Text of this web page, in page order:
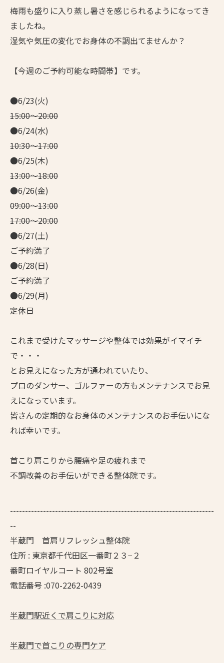
梅雨も盛りに入り蒸し暑さを感じられるようになってき
ましたね。
湿気や気圧の変化でお身体の不調出てませんか？
【今週のご予約可能な時間帯】です。
●6/23(火)
15:00～20:00
●6/24(水)
10:30～17:00
●6/25(木)
13:00～18:00
●6/26(金)
09:00～13:00
17:00～20:00
●6/27(土)
ご予約満了
●6/28(日)
ご予約満了
●6/29(月)
定休日
これまで受けたマッサージや整体では効果がイマイチ
で・・・
とお見えになった方が通われていたり、
プロのダンサー、ゴルファーの方もメンテナンスでお見
えになっています。
皆さんの定期的なお身体のメンテナンスのお手伝いにな
れば幸いです。
首こり肩こりから腰痛や足の疲れまで
不調改善のお手伝いができる整体院です。
--------------------------------------------------------------------
--
半蔵門 首肩リフレッシュ整体院
住所 : 東京都千代田区一番町２３−２
番町ロイヤルコート 802号室
電話番号 :070-2262-0439
半蔵門駅近くで肩こりに対応
半蔵門で首こりの専門ケア